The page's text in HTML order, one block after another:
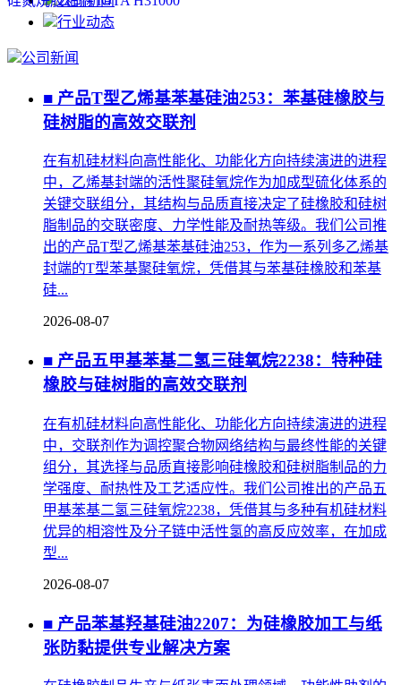
行业动态
公司新闻
■ 产品T型乙烯基苯基硅油253：苯基硅橡胶与
硅树脂的高效交联剂
在有机硅材料向高性能化、功能化方向持续演进的进程
中，乙烯基封端的活性聚硅氧烷作为加成型硫化体系的
关键交联组分，其结构与品质直接决定了硅橡胶和硅树
脂制品的交联密度、力学性能及耐热等级。我们公司推
出的产品T型乙烯基苯基硅油253，作为一系列多乙烯基
封端的T型苯基聚硅氧烷，凭借其与苯基硅橡胶和苯基
硅...
2026-08-07
■ 产品五甲基苯基二氢三硅氧烷2238：特种硅
橡胶与硅树脂的高效交联剂
在有机硅材料向高性能化、功能化方向持续演进的进程
中，交联剂作为调控聚合物网络结构与最终性能的关键
组分，其选择与品质直接影响硅橡胶和硅树脂制品的力
学强度、耐热性及工艺适应性。我们公司推出的产品五
甲基苯基二氢三硅氧烷2238，凭借其与多种有机硅材料
优异的相溶性及分子链中活性氢的高反应效率，在加成
型...
2026-08-07
■ 产品苯基羟基硅油2207：为硅橡胶加工与纸
张防黏提供专业解决方案